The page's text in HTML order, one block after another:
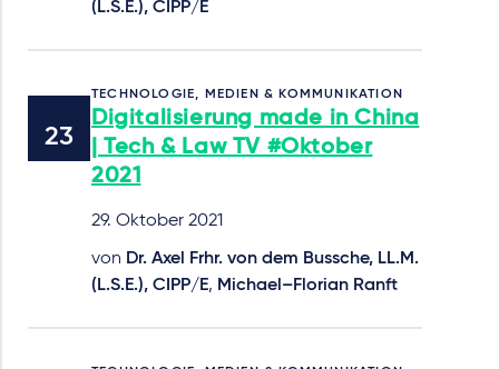
(L.S.E.), CIPP/E
TECHNOLOGIE, MEDIEN & KOMMUNIKATION
Digitalisierung made in China
| Tech & Law TV #Oktober
2021
29. Oktober 2021
von Dr. Axel Frhr. von dem Bussche, LL.M.
(L.S.E.), CIPP/E, Michael–Florian Ranft